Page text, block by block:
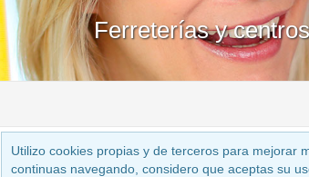
Ferreterías y
Utilizo cookies propias y de terceros para mejorar
continuas navegando, considero que aceptas su